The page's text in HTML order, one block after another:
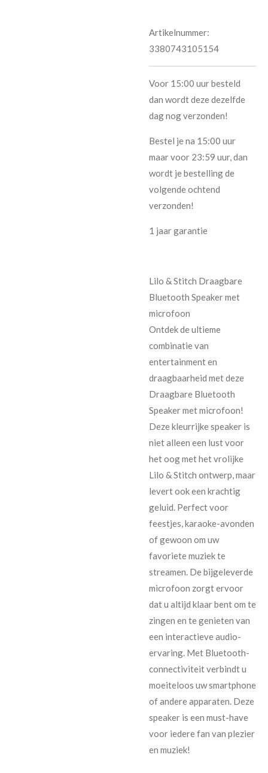
Artikelnummer:
3380743105154
Voor 15:00 uur besteld
dan wordt deze dezelfde
dag nog verzonden!
Bestel je na 15:00 uur
maar voor 23:59 uur, dan
wordt je bestelling de
volgende ochtend
verzonden!
1 jaar garantie
Lilo & Stitch Draagbare
Bluetooth Speaker met
microfoon
Ontdek de ultieme
combinatie van
entertainment en
draagbaarheid met deze
Draagbare Bluetooth
Speaker met microfoon!
Deze kleurrijke speaker is
niet alleen een lust voor
het oog met het vrolijke
Lilo & Stitch ontwerp, maar
levert ook een krachtig
geluid. Perfect voor
feestjes, karaoke-avonden
of gewoon om uw
favoriete muziek te
streamen. De bijgeleverde
microfoon zorgt ervoor
dat u altijd klaar bent om te
zingen en te genieten van
een interactieve audio-
ervaring. Met Bluetooth-
connectiviteit verbindt u
moeiteloos uw smartphone
of andere apparaten. Deze
speaker is een must-have
voor iedere fan van plezier
en muziek!